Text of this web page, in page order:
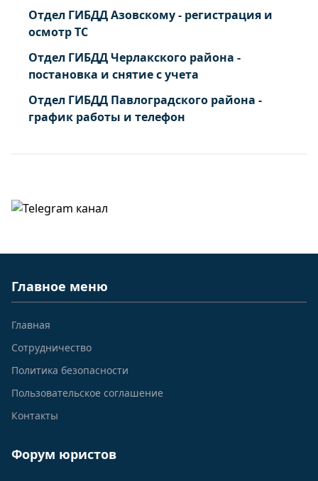
Отдел ГИБДД Азовскому - регистрация и
осмотр ТС
Отдел ГИБДД Черлакского района -
постановка и снятие с учета
Отдел ГИБДД Павлоградского района -
график работы и телефон
Главное меню
Главная
Сотрудничество
Политика безопасности
Пользовательское соглашение
Контакты
Форум юристов